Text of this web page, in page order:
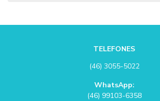
TELEFONES
(46) 3055-5022
WhatsApp:
(46) 99103-6358